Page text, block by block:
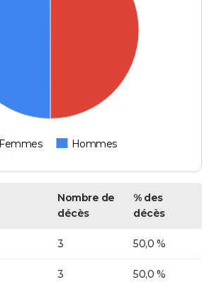
Femmes Hommes
Nombre de
décès
% des
décès
3 50,0 %
3 50,0 %